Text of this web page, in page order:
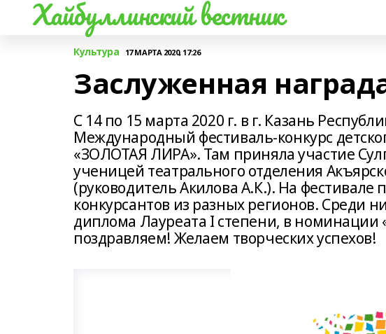
Хайбуллинский вестник
Культура 17 МАРТА 2020, 17:26
Заслуженная
С 14 по 15 марта 2020 г. в г. Казань
Международный фестиваль-конкурс
«ЗОЛОТАЯ ЛИРА». Там приняла участие
ученицей театрального отделения
(руководитель Акилова А.К.). На фестивале
конкурсантов из разных регионов. Среди
диплома Лауреата I степени, в номинации
поздравляем! Желаем творческих успехов!